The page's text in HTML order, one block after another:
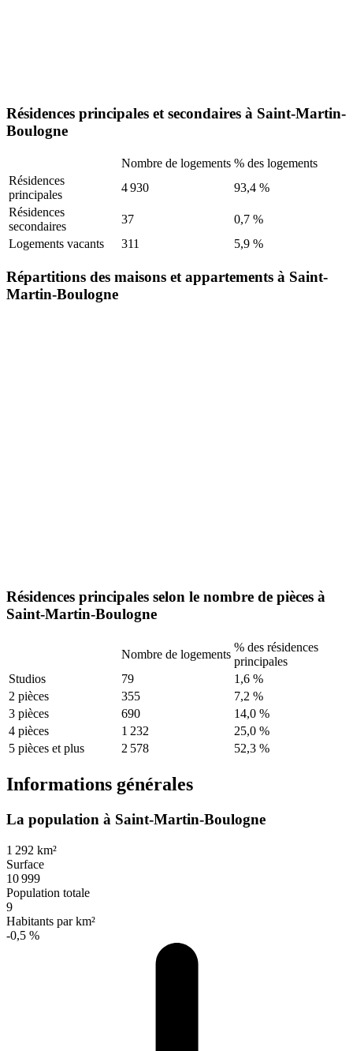
Résidences principales et secondaires à Saint-Martin-
Boulogne
Nombre de logements % des logements
Résidences
principales
4 930
93,4 %
Résidences
secondaires
37
0,7 %
Logements vacants
311 5,9 %
Répartitions des maisons et appartements à Saint-
Martin-Boulogne
Résidences principales selon le nombre de pièces à
Saint-Martin-Boulogne
Nombre de logements
% des résidences
principales
Studios
79
1,6 %
2 pièces
355
7,2 %
3 pièces
690
14,0 %
4 pièces
1 232
25,0 %
5 pièces et plus
2 578 52,3 %
Informations générales
La population à Saint-Martin-Boulogne
1 292 km²
Surface
10 999
Population totale
9
Habitants par km²
-0,5 %